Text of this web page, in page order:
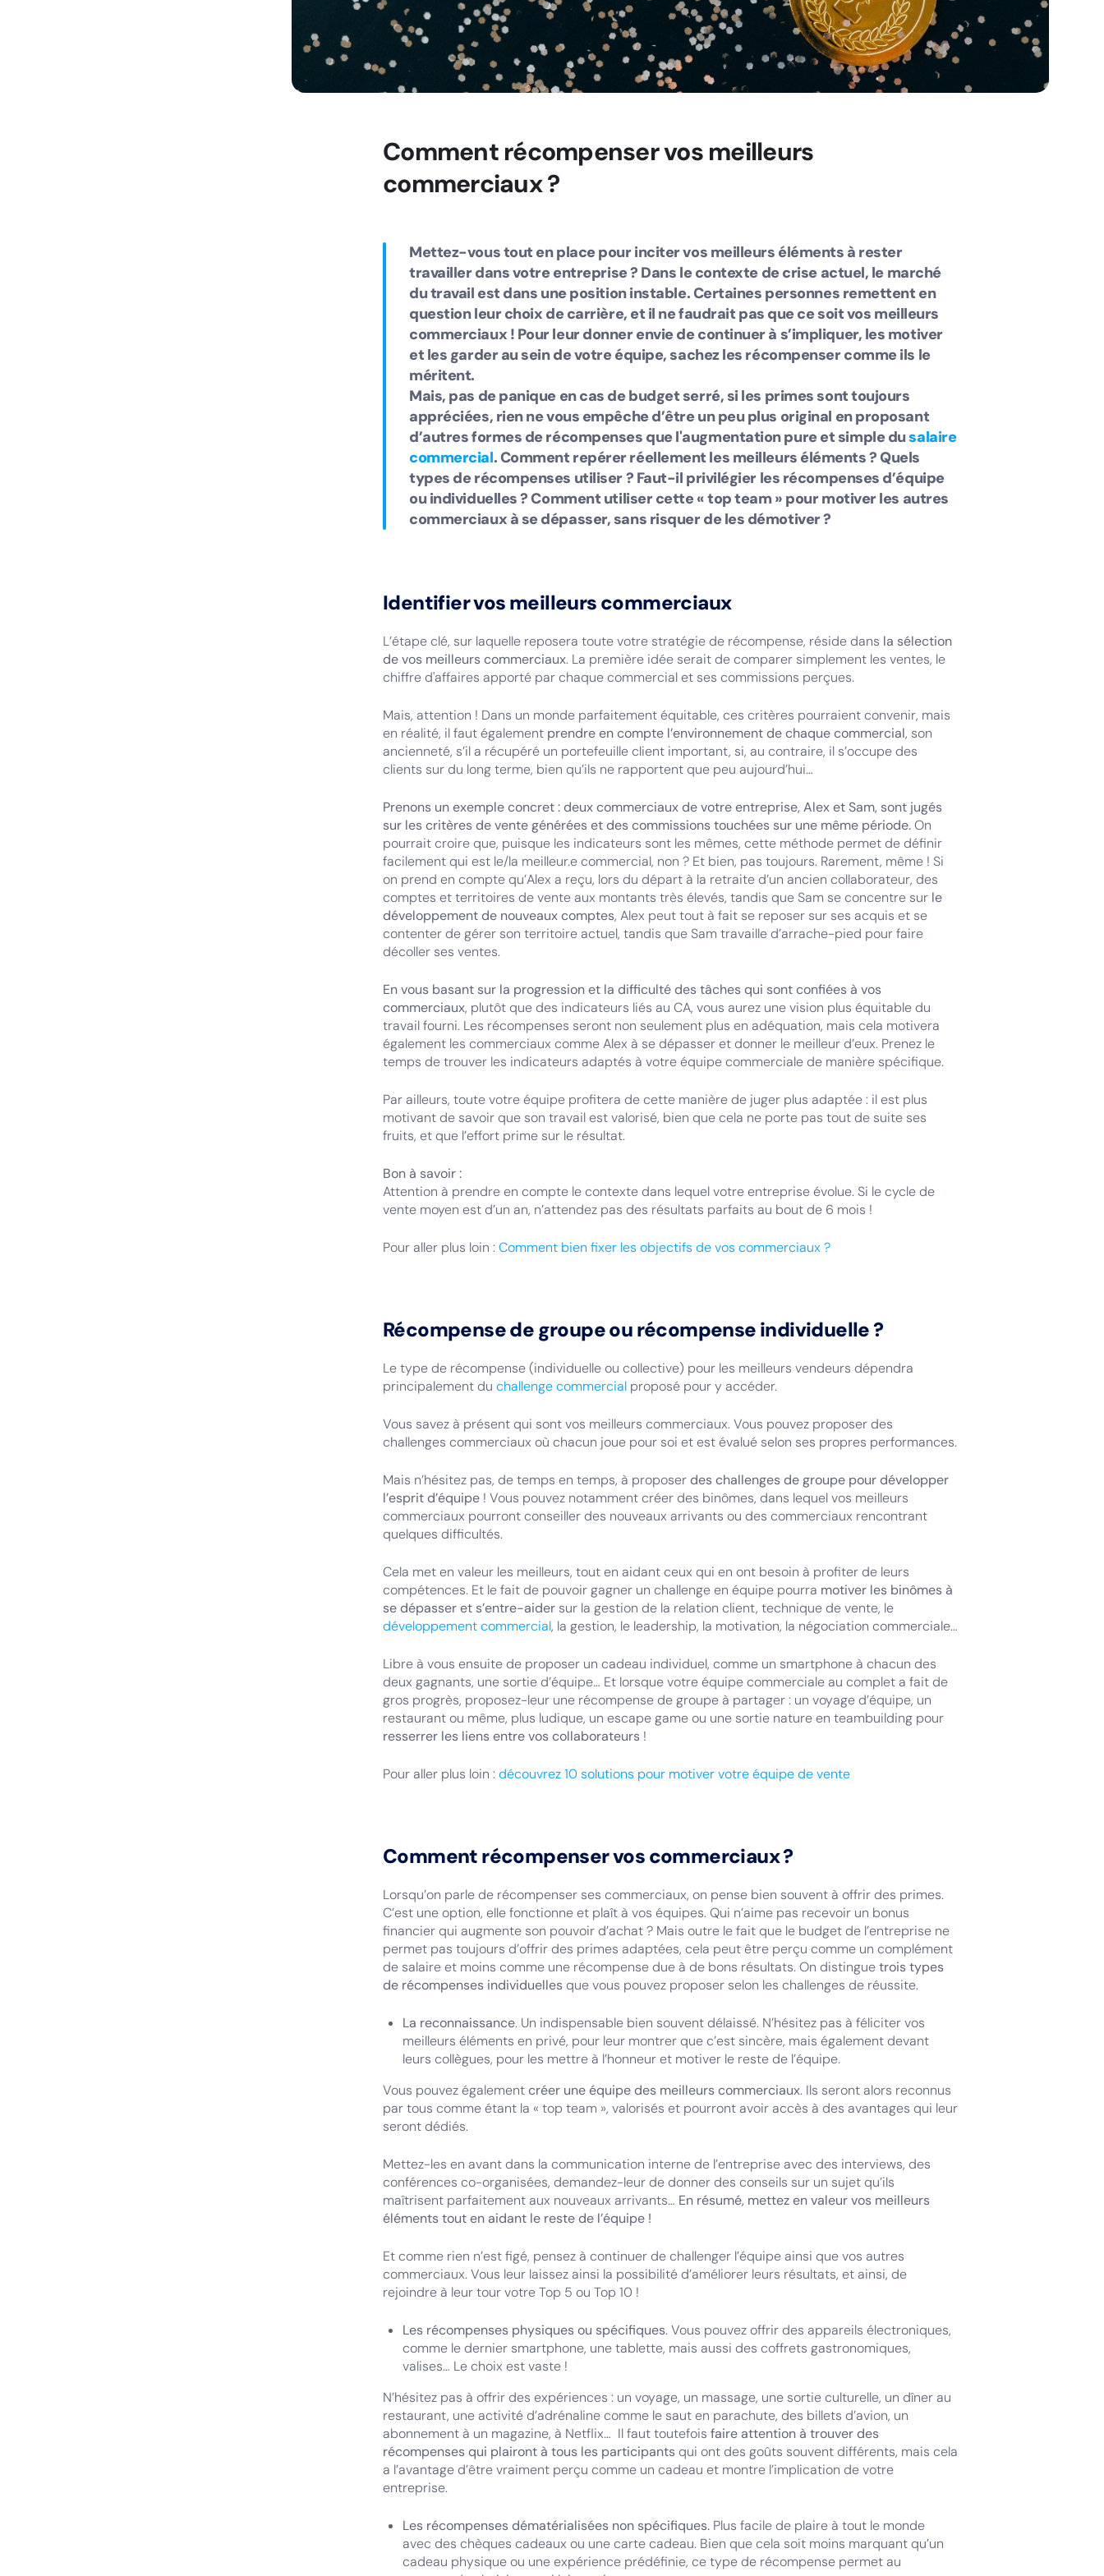
Comment récompenser vos meilleurs
commerciaux ?
Mettez-vous tout en place pour inciter vos meilleurs éléments à rester
travailler dans votre entreprise ? Dans le contexte de crise actuel, le marché
du travail est dans une position instable. Certaines personnes remettent en
question leur choix de carrière, et il ne faudrait pas que ce soit vos meilleurs
commerciaux ! Pour leur donner envie de continuer à s’impliquer, les motiver
et les garder au sein de votre équipe, sachez les récompenser comme ils le
méritent.
Mais, pas de panique en cas de budget serré, si les primes sont toujours
appréciées, rien ne vous empêche d’être un peu plus original en proposant
d’autres formes de récompenses que l'augmentation pure et simple dusalaire
commercial. Comment repérer réellement les meilleurs éléments ? Quels
types de récompenses utiliser ? Faut-il privilégier les récompenses d’équipe
ou individuelles ? Comment utiliser cette « top team » pour motiver les autres
commerciaux à se dépasser, sans risquer de les démotiver ?
Identifier vos meilleurs commerciaux
L’étape clé, sur laquelle reposera toute votre stratégie de récompense, réside dans la sélection
de vos meilleurs commerciaux. La première idée serait de comparer simplement les ventes, le
chiffre d'affaires apporté par chaque commercial et ses commissions perçues.
Mais, attention ! Dans un monde parfaitement équitable, ces critères pourraient convenir, mais
en réalité, il faut également prendre en compte l’environnement de chaque commercial, son
ancienneté, s’il a récupéré un portefeuille client important, si, au contraire, il s’occupe des
clients sur du long terme, bien qu’ils ne rapportent que peu aujourd’hui…
Prenons un exemple concret : deux commerciaux de votre entreprise, Alex et Sam, sont jugés
sur les critères de vente générées et des commissions touchées sur une même période.On
pourrait croire que, puisque les indicateurs sont les mêmes, cette méthode permet de définir
facilement qui est le/la meilleur.e commercial, non ? Et bien, pas toujours. Rarement, même ! Si
on prend en compte qu’Alex a reçu, lors du départ à la retraite d’un ancien collaborateur, des
comptes et territoires de vente aux montants très élevés, tandis que Sam se concentre sur le
développement de nouveaux comptes, Alex peut tout à fait se reposer sur ses acquis et se
contenter de gérer son territoire actuel, tandis que Sam travaille d’arrache-pied pour faire
décoller ses ventes.
En vous basant sur la progression et la difficulté des tâches qui sont confiées à vos
commerciaux, plutôt que des indicateurs liés au CA, vous aurez une vision plus équitable du
travail fourni. Les récompenses seront non seulement plus en adéquation, mais cela motivera
également les commerciaux comme Alex à se dépasser et donner le meilleur d’eux. Prenez le
temps de trouver les indicateurs adaptés à votre équipe commerciale de manière spécifique.
Par ailleurs, toute votre équipe profitera de cette manière de juger plus adaptée : il est plus
motivant de savoir que son travail est valorisé, bien que cela ne porte pas tout de suite ses
fruits, et que l’effort prime sur le résultat.
Bon à savoir :
Attention à prendre en compte le contexte dans lequel votre entreprise évolue. Si le cycle de
vente moyen est d’un an, n’attendez pas des résultats parfaits au bout de 6 mois !
Pour aller plus loin :Comment bien fixer les objectifs de vos commerciaux ?
Récompense de groupe ou récompense individuelle ?
Le type de récompense (individuelle ou collective) pour les meilleurs vendeurs dépendra
principalement du challenge commercial proposé pour y accéder.
Vous savez à présent qui sont vos meilleurs commerciaux. Vous pouvez proposer des
challenges commerciaux où chacun joue pour soi et est évalué selon ses propres performances.
Mais n’hésitez pas, de temps en temps, à proposerdes challenges de groupe pour développer
l’esprit d’équipe ! Vous pouvez notamment créer des binômes, dans lequel vos meilleurs
commerciaux pourront conseiller des nouveaux arrivants ou des commerciaux rencontrant
quelques difficultés.
Cela met en valeur les meilleurs, tout en aidant ceux qui en ont besoin à profiter de leurs
compétences. Et le fait de pouvoir gagner un challenge en équipe pourra motiver les binômes à
se dépasser et s’entre-aider sur la gestion de la relation client, technique de vente, le
développement commercial, la gestion, le leadership, la motivation, la négociation commerciale…
Libre à vous ensuite de proposer un cadeau individuel, comme un smartphone à chacun des
deux gagnants, une sortie d’équipe… Et lorsque votre équipe commerciale au complet a fait de
gros progrès, proposez-leur une récompense de groupe à partager : un voyage d’équipe, un
restaurant ou même, plus ludique, un escape game ou une sortie nature en teambuilding pour
resserrer les liens entre vos collaborateurs !
Pour aller plus loin :découvrez 10 solutions pour motiver votre équipe de vente
Comment récompenser vos commerciaux ?
Lorsqu’on parle de récompenser ses commerciaux, on pense bien souvent à offrir des primes.
C’est une option, elle fonctionne et plaît à vos équipes. Qui n’aime pas recevoir un bonus
financier qui augmente son pouvoir d’achat ? Mais outre le fait que le budget de l’entreprise ne
permet pas toujours d’offrir des primes adaptées, cela peut être perçu comme un complément
de salaire et moins comme une récompense due à de bons résultats. On distinguetrois types
de récompenses individuellesque vous pouvez proposer selon les challenges de réussite.
La reconnaissance. Un indispensable bien souvent délaissé. N’hésitez pas à féliciter vos
meilleurs éléments en privé, pour leur montrer que c’est sincère, mais également devant
leurs collègues, pour les mettre à l’honneur et motiver le reste de l’équipe.
Vous pouvez égalementcréer une équipe des meilleurs commerciaux. Ils seront alors reconnus
par tous comme étant la « top team », valorisés et pourront avoir accès à des avantages qui leur
seront dédiés.
Mettez-les en avant dans la communication interne de l’entreprise avec des interviews, des
conférences co-organisées, demandez-leur de donner des conseils sur un sujet qu’ils
maîtrisent parfaitement aux nouveaux arrivants… En résumé, mettez en valeur vos meilleurs
éléments tout en aidant le reste de l’équipe !
Et comme rien n’est figé, pensez à continuer de challenger l’équipe ainsi que vos autres
commerciaux. Vous leur laissez ainsi la possibilité d’améliorer leurs résultats, et ainsi, de
rejoindre à leur tour votre Top 5 ou Top 10 !
Les récompenses physiques ou spécifiques. Vous pouvez offrir des appareils électroniques,
comme le dernier smartphone, une tablette, mais aussi des coffrets gastronomiques,
valises… Le choix est vaste !
N’hésitez pas à offrir des expériences : un voyage, un massage, une sortie culturelle, un dîner au
restaurant, une activité d’adrénaline comme le saut en parachute, des billets d’avion, un
abonnement à un magazine, à Netflix… Il faut toutefois faire attention à trouver des
récompenses qui plairont à tous les participantsqui ont des goûts souvent différents, mais cela
a l’avantage d’être vraiment perçu comme un cadeau et montre l’implication de votre
entreprise.
Les récompenses dématérialisées non spécifiques. Plus facile de plaire à tout le monde
avec des chèques cadeaux ou une carte cadeau. Bien que cela soit moins marquant qu’un
cadeau physique ou une expérience prédéfinie, ce type de récompense permet au